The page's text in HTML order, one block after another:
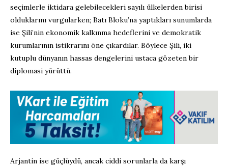
seçimlerle iktidara gelebilecekleri sayılı ülkelerden birisi
olduklarını vurgularken; Batı Bloku’na yaptıkları sunumlarda
ise Şili’nin ekonomik kalkınma hedeflerini ve demokratik
kurumlarının istikrarını öne çıkardılar. Böylece Şili, iki
kutuplu dünyanın hassas dengelerini ustaca gözeten bir
diplomasi yürüttü.
Arjantin ise güçlüydü, ancak ciddi sorunlarla da karşı